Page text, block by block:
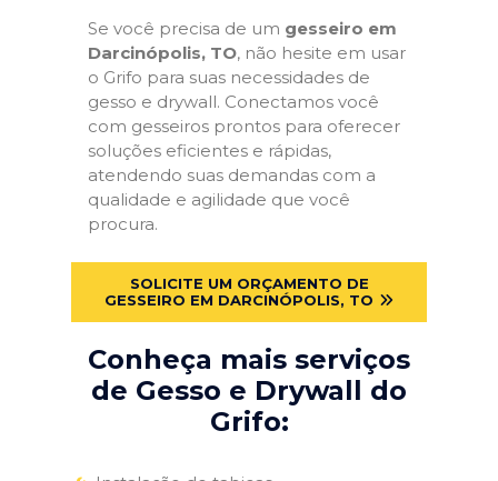
Se você precisa de um gesseiro em
Darcinópolis, TO, não hesite em usar
o Grifo para suas necessidades de
gesso e drywall. Conectamos você
com gesseiros prontos para oferecer
soluções eficientes e rápidas,
atendendo suas demandas com a
qualidade e agilidade que você
procura.
SOLICITE UM ORÇAMENTO DE
GESSEIRO EM DARCINÓPOLIS, TO
Conheça mais serviços
de Gesso e Drywall do
Grifo: